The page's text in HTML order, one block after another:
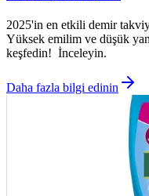
2025'in en etkili demir
Yüksek emilim ve düşük
keşfedin! İnceleyin.
Daha fazla bilgi edinin